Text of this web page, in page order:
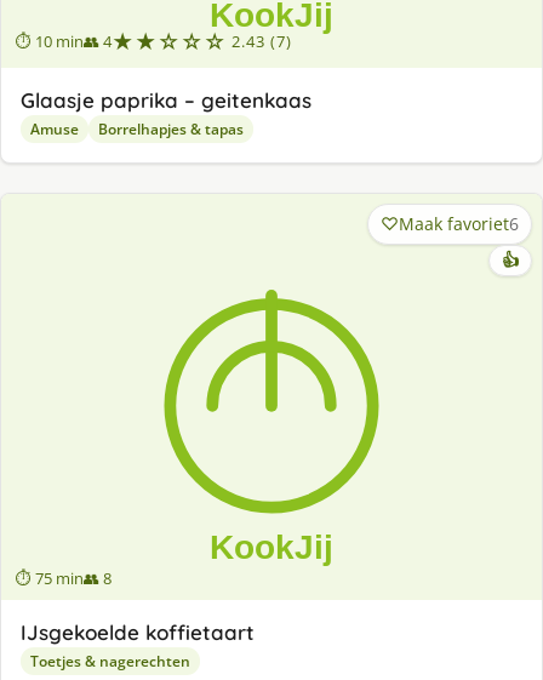
⏱ 10 min👥 4★★☆☆☆ 2.43 (7)
Glaasje paprika – geitenkaas
Amuse Borrelhapjes & tapas
⏱ 75 min👥 8
Maak favoriet6
👍
IJsgekoelde koffietaart
Toetjes & nagerechten